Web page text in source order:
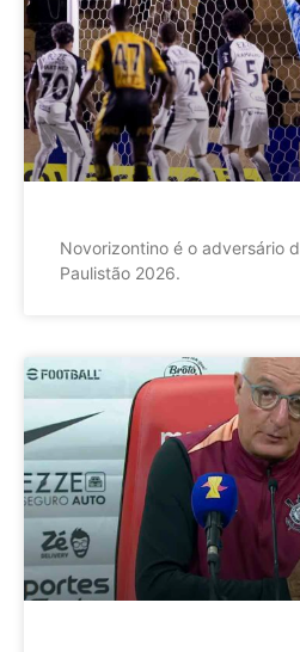
Novorizontino é o adversário
Paulistão 2026.